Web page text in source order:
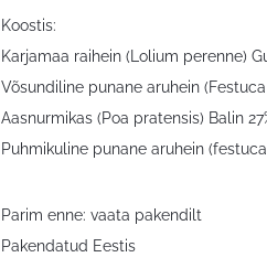
Koostis:
Karjamaa raihein (Lolium perenne)
Võsundiline punane aruhein
Aasnurmikas (Poa pratensis) Balin
Puhmikuline punane aruhein
Parim enne: vaata pakendilt
Pakendatud Eestis